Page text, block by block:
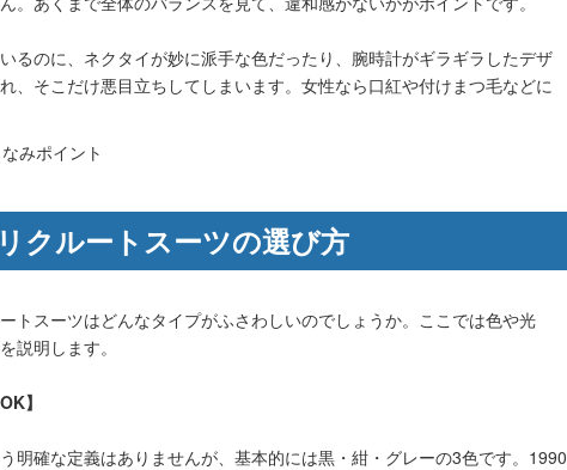
るのに、ネクタイが妙に派手な色だったり、腕時計がギラギラしたデザ
、そこだけ悪目立ちしてしまいます。女性なら口紅や付けまつ毛などに
クルートスーツの選び方
トスーツはどんなタイプがふさわしいのでしょうか。ここでは色や光
説明します。
】
明確な定義はありませんが、基本的には黒・紺・グレーの3色です。1990